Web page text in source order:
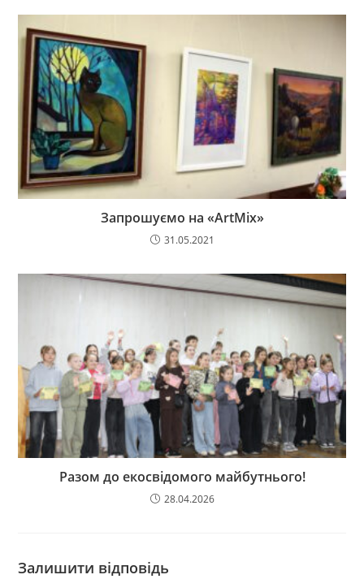
Запрошуємо на «ArtMix»
31.05.2021
Разом до екосвідомого майбутнього!
28.04.2026
Залишити відповідь